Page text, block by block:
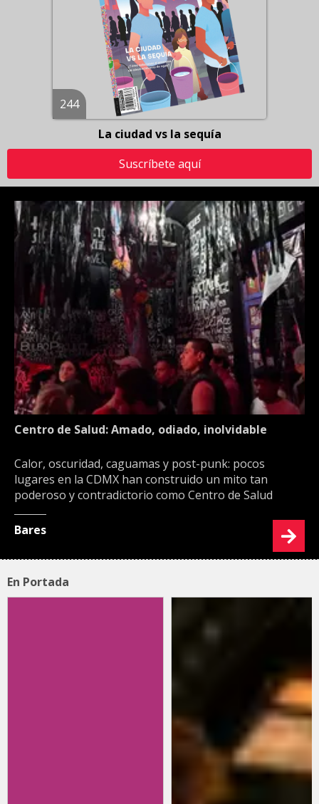
244
La ciudad vs la sequía
Suscríbete aquí
Centro de Salud: Amado, odiado, inolvidable
Calor, oscuridad, caguamas y post-punk: pocos
lugares en la CDMX han construido un mito tan
poderoso y contradictorio como Centro de Salud
Bares
En Portada